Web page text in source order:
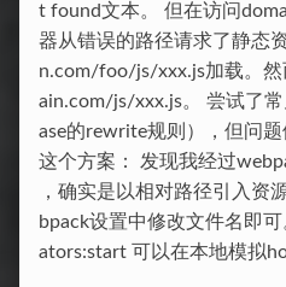
t found文本。 但在访问
器从错误的路径请求了静态
n.com/foo/js/xxx.js加载。
ain.com/js/xxx.js。 尝试了
ase的rewrite规则），但问
这个方案： 发现我经过
，确实是以相对路径引入资
bpack设置中修改文件名即可
ators:start 可以在本地模拟